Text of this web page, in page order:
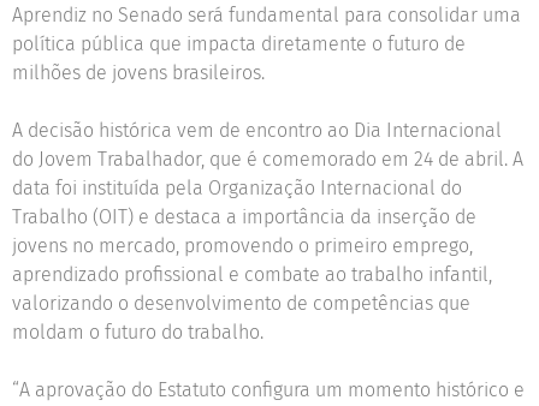
Aprendiz no Senado será fundamental para consolidar uma
política pública que impacta diretamente o futuro de
milhões de jovens brasileiros.
A decisão histórica vem de encontro ao Dia Internacional
do Jovem Trabalhador, que é comemorado em 24 de abril. A
data foi instituída pela Organização Internacional do
Trabalho (OIT) e destaca a importância da inserção de
jovens no mercado, promovendo o primeiro emprego,
aprendizado profissional e combate ao trabalho infantil,
valorizando o desenvolvimento de competências que
moldam o futuro do trabalho.
“A aprovação do Estatuto configura um momento histórico e